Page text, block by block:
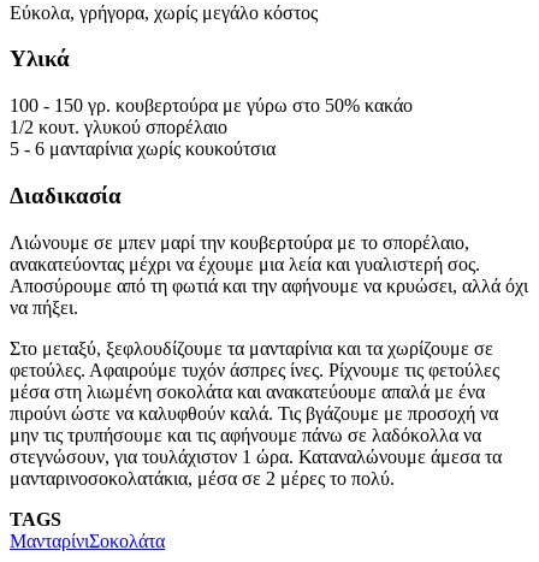
Εύκολα, γρήγορα, χωρίς μεγάλο κόστος
Υλικά
100 - 150 γρ. κουβερτούρα με γύρω στο 50% κακάο
1/2 κουτ. γλυκού σπορέλαιο
5 - 6 μανταρίνια χωρίς κουκούτσια
Διαδικασία
Λιώνουμε σε μπεν μαρί την κουβερτούρα με το σπορέλαιο,
ανακατεύοντας μέχρι να έχουμε μια λεία και γυαλιστερή σος.
Αποσύρουμε από τη φωτιά και την αφήνουμε να κρυώσει, αλλά όχι
να πήξει.
Στο μεταξύ, ξεφλουδίζουμε τα μανταρίνια και τα χωρίζουμε σε
φετούλες. Αφαιρούμε τυχόν άσπρες ίνες. Ρίχνουμε τις φετούλες
μέσα στη λιωμένη σοκολάτα και ανακατεύουμε απαλά με ένα
πιρούνι ώστε να καλυφθούν καλά. Τις βγάζουμε με προσοχή να
μην τις τρυπήσουμε και τις αφήνουμε πάνω σε λαδόκολλα να
στεγνώσουν, για τουλάχιστον 1 ώρα. Καταναλώνουμε άμεσα τα
μανταρινοσοκολατάκια, μέσα σε 2 μέρες το πολύ.
TAGS
ΜανταρίνιΣοκολάτα